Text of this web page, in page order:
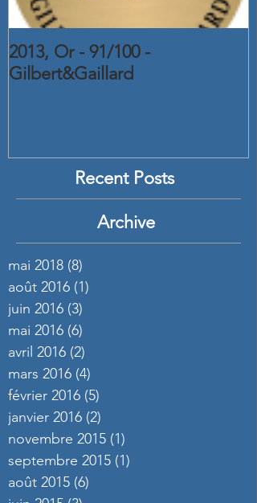
2013, Or - 91/100 -
Gilbert&Gaillard
Recent Posts
Archive
mai 2018 (8)
août 2016 (1)
juin 2016 (3)
mai 2016 (6)
avril 2016 (2)
mars 2016 (4)
février 2016 (5)
janvier 2016 (2)
novembre 2015 (1)
septembre 2015 (1)
août 2015 (6)